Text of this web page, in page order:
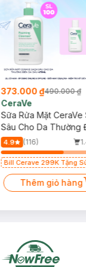
373.000 ₫490.000 ₫
CeraVe
Sữa Rửa Mặt CeraVe
Sâu Cho Da Thường
Dầu 473ml
4.9 (116)
Bill Cerave 299K Tặng
Mặt Cerave 30ml (SL có
Thêm giỏ hàng